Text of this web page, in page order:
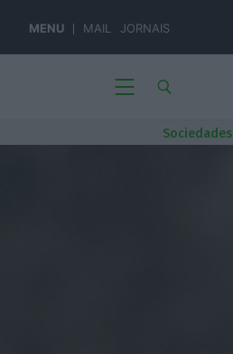
MENU MAIL JORNAIS
Sociedades